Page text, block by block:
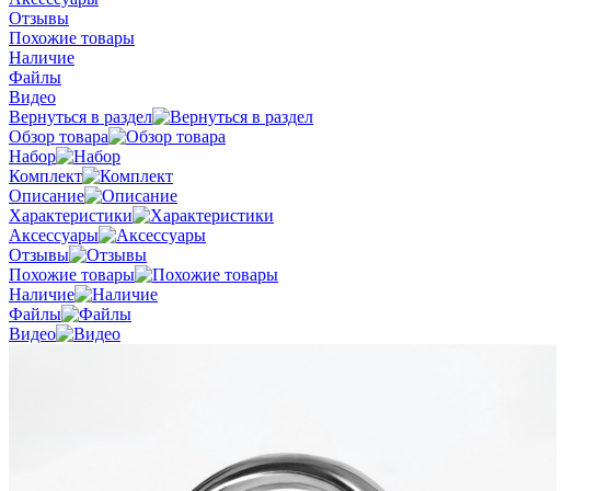
Отзывы
Похожие товары
Наличие
Файлы
Видео
Вернуться в раздел
Обзор товара
Набор
Комплект
Описание
Характеристики
Аксессуары
Отзывы
Похожие товары
Наличие
Файлы
Видео